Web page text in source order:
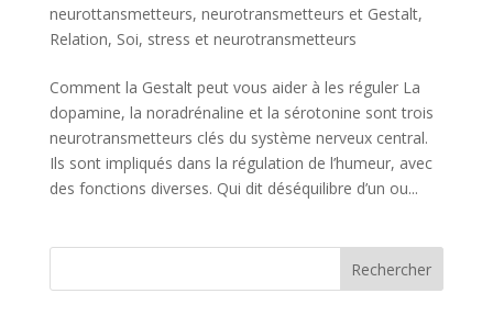
neurottansmetteurs, neurotransmetteurs et Gestalt,
Relation, Soi, stress et neurotransmetteurs
Comment la Gestalt peut vous aider à les réguler La
dopamine, la noradrénaline et la sérotonine sont trois
neurotransmetteurs clés du système nerveux central.
Ils sont impliqués dans la régulation de l’humeur, avec
des fonctions diverses. Qui dit déséquilibre d’un ou...
Rechercher